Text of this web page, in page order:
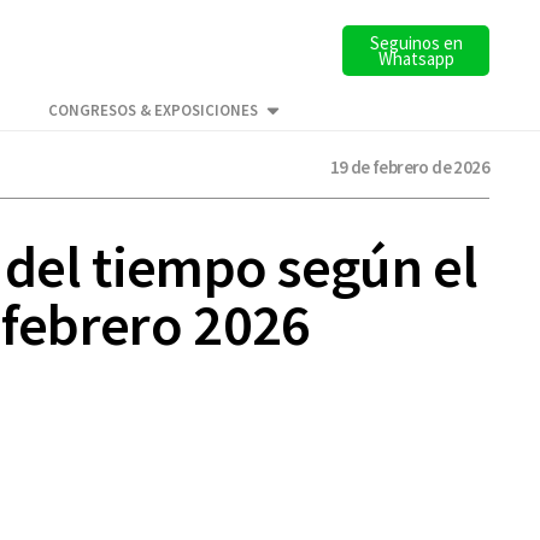
Seguinos en
Whatsapp
CONGRESOS & EXPOSICIONES
19 de febrero de 2026
tiempo según el
2026